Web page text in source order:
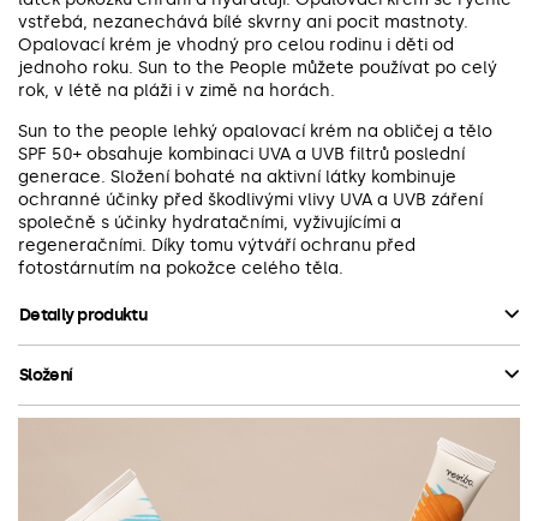
vstřebá, nezanechává bílé skvrny ani pocit mastnoty.
Opalovací krém je vhodný pro celou rodinu i děti od
jednoho roku. Sun to the People můžete používat po celý
rok, v létě na pláži i v zimě na horách.
Sun to the people lehký opalovací krém na obličej a tělo
SPF 50+ obsahuje kombinaci UVA a UVB filtrů poslední
generace. Složení bohaté na aktivní látky kombinuje
ochranné účinky před škodlivými vlivy UVA a UVB záření
společně s účinky hydratačními, vyživujícími a
regeneračními. Díky tomu výtváří ochranu před
fotostárnutím na pokožce celého těla.
Detaily produktu
Složení